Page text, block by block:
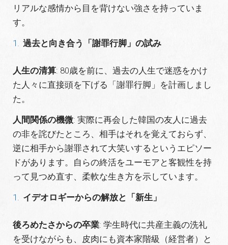
リアルな感情から目を背けない強さを持っていま
す。
過去と向き合う「謝罪行脚」の試み
人生の清算: 80歳を前に、過去の人生で迷惑をかけ
た人々に直接頭を下げる「謝罪行脚」を計画しまし
た。
人間関係の機微: 実際に再会した韓国の友人に過去
の非を詫びたところ、相手はそれを覚えておらず、
逆に相手から謝罪されて大笑いするというエピソー
ドがあります。自らの終活をユーモアと客観性を持
って見つめ直す、柔軟な生き方を示しています。
イデオロギーからの解放と「新生」
後ろめたさからの卒業: 学生時代に共産主義の洗礼
を受けながらも、皮肉にも資本家階級（経営者）と